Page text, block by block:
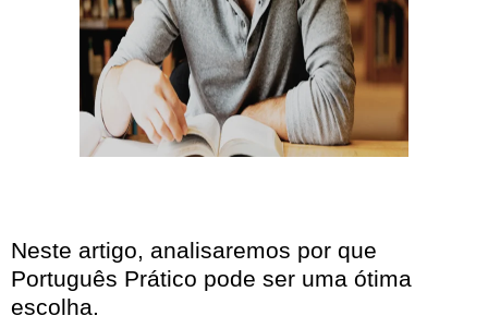
Neste artigo, analisaremos por que
Português Prático pode ser uma ótima
escolha.